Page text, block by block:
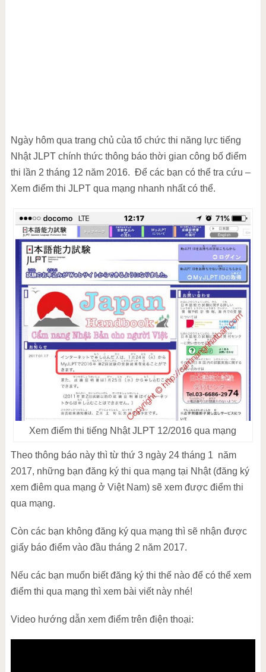
Ngày hôm qua trang chủ của tổ chức thi năng lực tiếng
Nhật JLPT chính thức thông báo thời gian công bố điểm
thi lần 2 tháng 12 năm 2016. Để các bạn có thể tra cứu –
Xem điểm thi JLPT qua mạng nhanh nhất có thể.
Xem điểm thi tiếng Nhật JLPT 12/2016 qua mạng
Theo thông báo này thì từ thứ 3 ngày 24 tháng 1 năm
2017, những bạn đăng ký thi qua mạng tại Nhật (đăng ký
xem điêm qua mạng ở Việt Nam) sẽ xem được điểm thi
qua mạng.
Còn các bạn không đăng ký qua mạng thì sẽ nhận được
giấy báo điểm vào đầu tháng 2 năm 2017.
Nếu các bạn muốn biết đăng ký thi thế nào để có thể xem
điểm thi qua mạng thì xem bài viết này nhé!
Video hướng dẫn xem điểm trên điện thoại: